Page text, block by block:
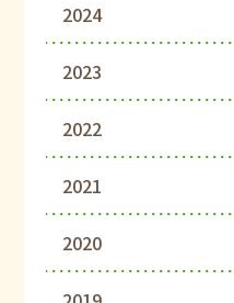
2024
2023
2022
2021
2020